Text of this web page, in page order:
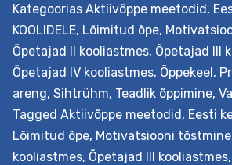
Kategoorias Aktiivõppe meetodid,
KOOLIDELE, Lõimitud õpe,
Õpetajad II kooliastmes, Õpetajad III
Õpetajad IV kooliastmes, Õppekeel,
areng, Sihtrühm, Teadlik õppimine,
Tagged Aktiivõppe meetodid, Eesti
Lõimitud õpe, Motivatsiooni tõstmine
kooliastmes, Õpetajad III kooliastmes,